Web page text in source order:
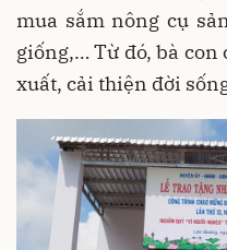
mua sắm nông cụ
giống,… Từ đó, bà
xuất, cải thiện đời